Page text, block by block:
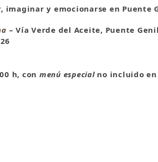
imaginar y emocionarse en Puente
– Vía Verde del Aceite, Puente Genil
h, con menú especialno incluido en